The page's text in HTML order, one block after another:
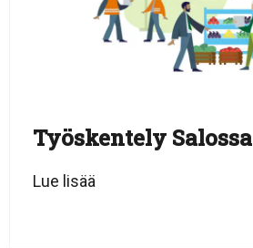
Työskentely Salossa
Lue lisää